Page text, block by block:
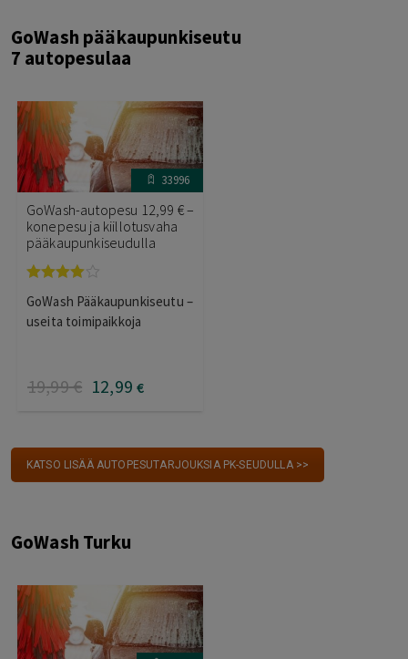
GoWash pääkaupunkiseutu
7 autopesulaa
33996
GoWash-autopesu 12,99 € –
konepesu ja kiillotusvaha
pääkaupunkiseudulla
tuotteesta:
3.95/ 5
GoWash Pääkaupunkiseutu –
useita toimipaikkoja
19,99€ 12,99 €
KATSO LISÄÄ AUTOPESUTARJOUKSIA PK-SEUDULLA >>
GoWash Turku